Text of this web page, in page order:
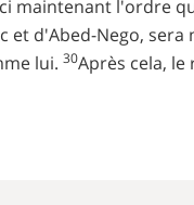
maintenant l'ordre
d'Abed-Nego, sera
lui. 30Après cela,